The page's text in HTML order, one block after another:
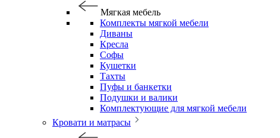
Мягкая мебель
Комплекты мягкой мебели
Диваны
Кресла
Софы
Кушетки
Тахты
Пуфы и банкетки
Подушки и валики
Комплектующие для мягкой мебели
Кровати и матрасы